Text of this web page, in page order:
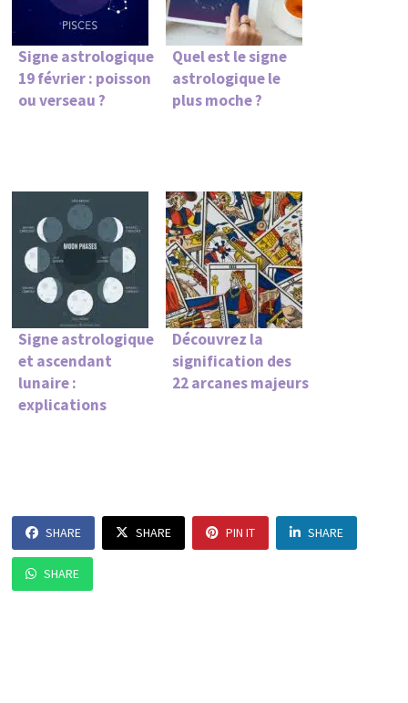
Signe astrologique
19 février : poisson
ou verseau ?
Quel est le signe
astrologique le
plus moche ?
Signe astrologique
et ascendant
lunaire :
explications
Découvrez la
signification des
22 arcanes majeurs
SHARE SHARE PIN IT SHARE
SHARE